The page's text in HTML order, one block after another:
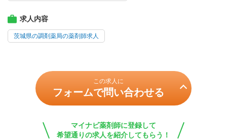
求人内容
茨城県の調剤薬局の薬剤師求人
この求人に
フォームで問い合わせる
マイナビ薬剤師に登録して
希望通りの求人を紹介してもらう！